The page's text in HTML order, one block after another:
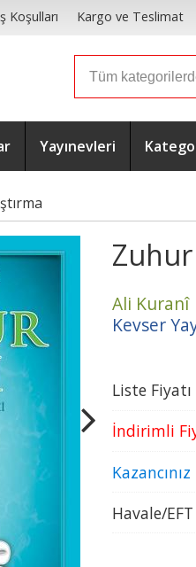
Koşulları Kargo ve Teslimat
Yayınevleri
Zuhur
Ali Kuranî
Kevser
Liste Fiyatı
İndirimli
Kazancınız
Havale/